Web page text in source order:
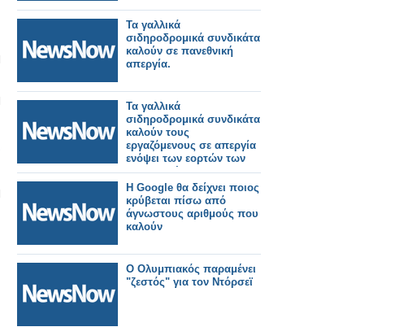
Τα γαλλικά
σιδηροδρομικά συνδικάτα
καλούν σε πανεθνική
απεργία.
Τα γαλλικά
σιδηροδρομικά συνδικάτα
καλούν τους
εργαζόμενους σε απεργία
ενόψει των εορτών των
Χριστουγέννων
Η Google θα δείχνει ποιος
κρύβεται πίσω από
άγνωστους αριθμούς που
καλούν
Ο Ολυμπιακός παραμένει
"ζεστός" για τον Ντόρσεϊ